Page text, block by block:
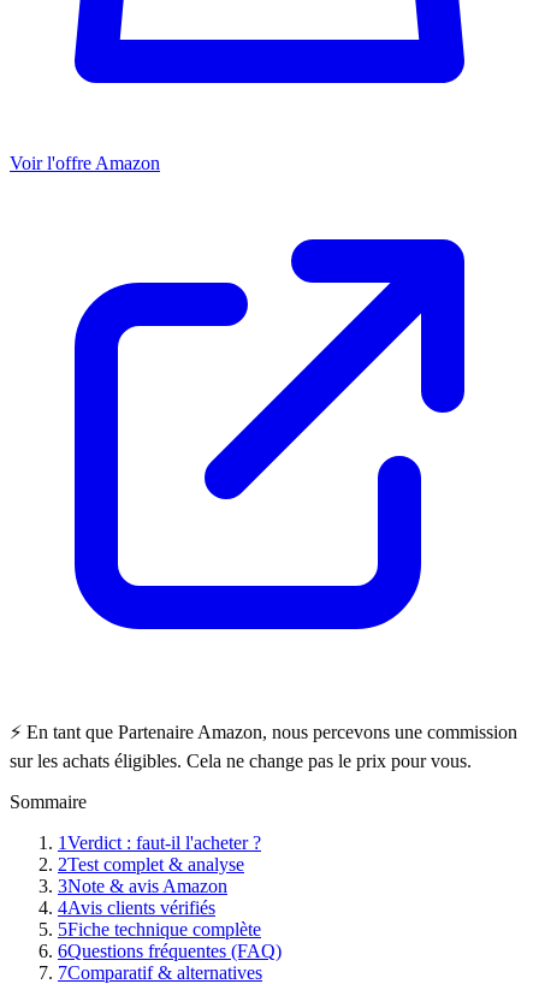
Voir l'offre Amazon
⚡ En tant que Partenaire Amazon, nous percevons une commission
sur les achats éligibles. Cela ne change pas le prix pour vous.
Sommaire
1Verdict : faut-il l'acheter ?
2Test complet & analyse
3Note & avis Amazon
4Avis clients vérifiés
5Fiche technique complète
6Questions fréquentes (FAQ)
7Comparatif & alternatives